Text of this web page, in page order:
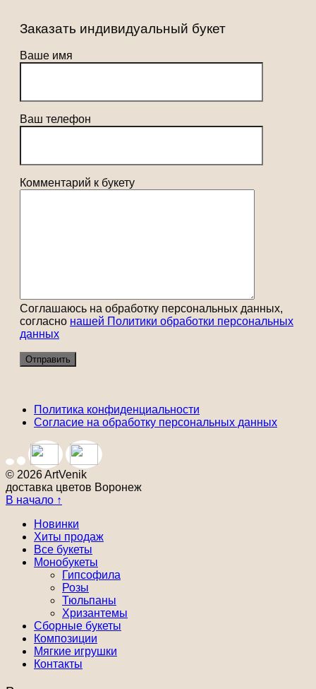
Заказать индивидуальный букет
Ваше имя
Ваш телефон
Комментарий к букету
Соглашаюсь на обработку персональных данных,
согласно нашей Политики обработки персональных
данных
Политика конфиденциальности
Согласие на обработку персональных данных
© 2026 ArtVenik
доставка цветов Воронеж
В начало ↑
Новинки
Хиты продаж
Все букеты
Монобукеты
Гипсофила
Розы
Тюльпаны
Хризантемы
Сборные букеты
Композиции
Мягкие игрушки
Контакты